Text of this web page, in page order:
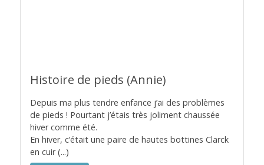
Histoire de pieds (Annie)
Depuis ma plus tendre enfance j’ai des problèmes
de pieds ! Pourtant j’étais très joliment chaussée
hiver comme été.
En hiver, c’était une paire de hautes bottines Clarck
en cuir (...)